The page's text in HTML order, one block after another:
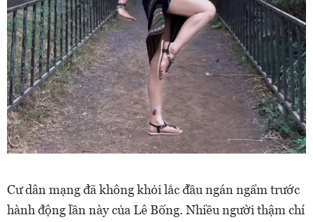
Cư dân mạng đã không khỏi lắc đầu ngán ngẩm trước
hành động lần này của Lê Bống. Nhiều người thậm chí